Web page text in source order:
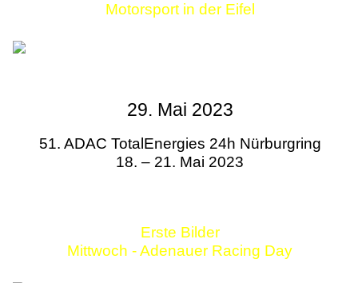
Motorsport in der Eifel
29. Mai 2023
51. ADAC TotalEnergies 24h Nürburgring
18. – 21. Mai 2023
Erste Bilder
Mittwoch - Adenauer Racing Day